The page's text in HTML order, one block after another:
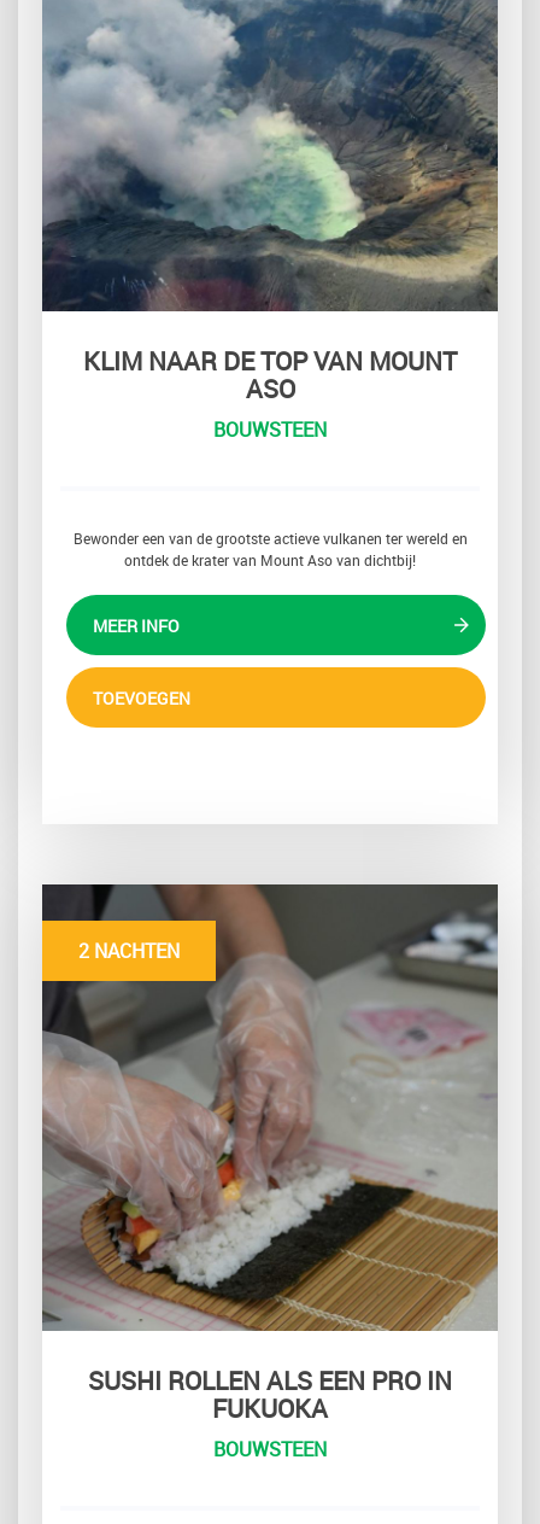
KLIM NAAR DE TOP VAN MOUNT
ASO
BOUWSTEEN
Bewonder een van de grootste actieve vulkanen ter wereld en
ontdek de krater van Mount Aso van dichtbij!
MEER INFO
TOEVOEGEN
2 NACHTEN
SUSHI ROLLEN ALS EEN PRO IN
FUKUOKA
BOUWSTEEN